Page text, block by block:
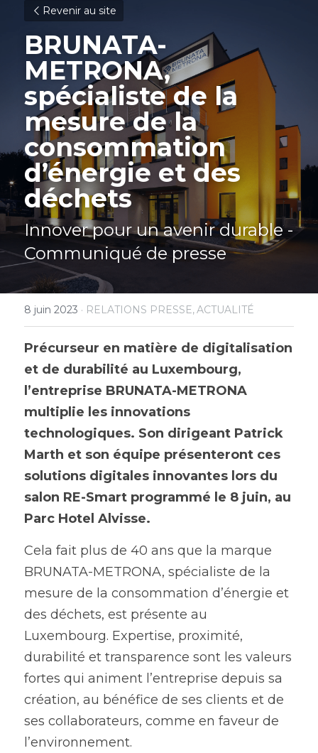
Revenir au site
BRUNATA-
METRONA,
spécialiste de la
mesure de la
consommation
d’énergie et des
déchets
Innover pour un avenir durable -
Communiqué de presse
8 juin 2023 · RELATIONS PRESSE,ACTUALITÉ
Précurseur en matière de digitalisation
et de durabilité au Luxembourg,
l’entreprise BRUNATA-METRONA
multiplie les innovations
technologiques. Son dirigeant Patrick
Marth et son équipe présenteront ces
solutions digitales innovantes lors du
salon RE-Smart programmé le 8 juin, au
Parc Hotel Alvisse.
Cela fait plus de 40 ans que la marque
BRUNATA-METRONA, spécialiste de la
mesure de la consommation d’énergie et
des déchets, est présente au
Luxembourg. Expertise, proximité,
durabilité et transparence sont les valeurs
fortes qui animent l’entreprise depuis sa
création, au bénéfice de ses clients et de
ses collaborateurs, comme en faveur de
l’environnement.